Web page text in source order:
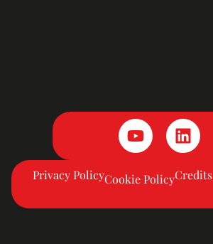
Privacy PolicyCookie PolicyCredits